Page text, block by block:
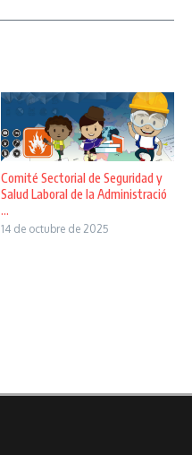
Comité Sectorial de Seguridad y
Salud Laboral de la Administració
...
14 de octubre de 2025